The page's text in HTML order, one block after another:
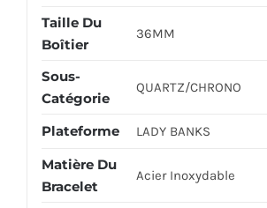
Taille Du
Boîtier
36MM
Sous-
Catégorie
QUARTZ/CHRONO
Plateforme LADY BANKS
Matière Du
Bracelet
Acier Inoxydable